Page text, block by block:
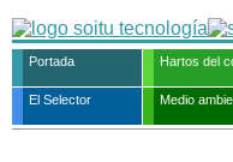
Portada Hartos del
El Selector Medio